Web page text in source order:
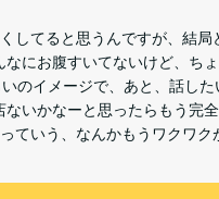
してると思うんですが、結局
にお腹すいてないけど、ち
のイメージで、あと、話し
いかなーと思ったらもう完
ていう、なんかもうワクワク